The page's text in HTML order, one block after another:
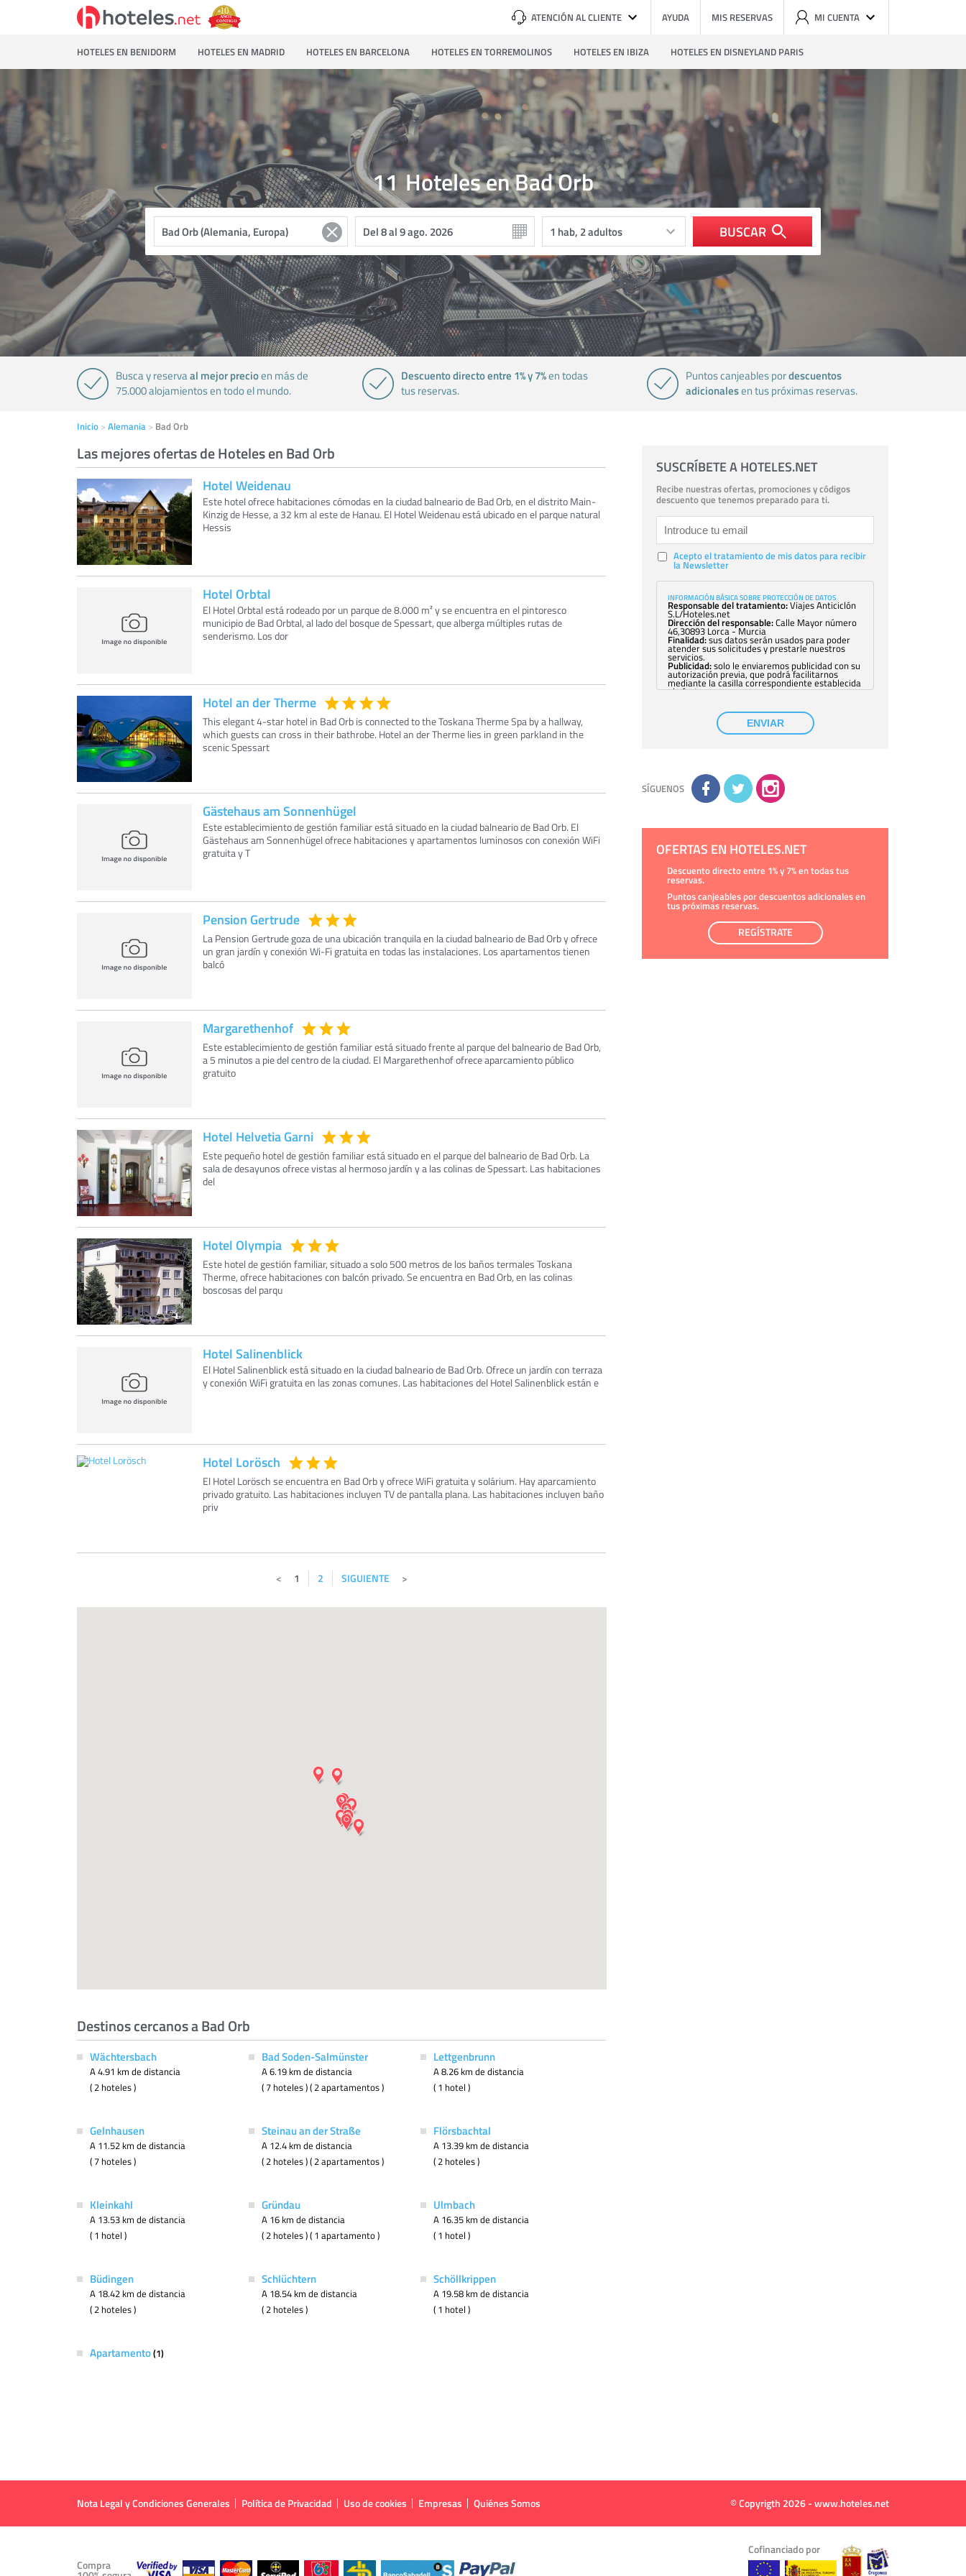
ATENCIÓN AL CLIENTE AYUDA MIS RESERVAS MI CUENTA
HOTELES EN BENIDORM HOTELES EN MADRID HOTELES EN BARCELONA HOTELES EN TORREMOLINOS HOTELES EN IBIZA HOTELES EN DISNEYLAND PARIS
Hoteles en Bad Orb
11
BUSCAR
Busca y reservaal mejor precioen más de
75.000 alojamientos en todo el mundo.
Descuento directo entre 1% y 7%en todas
tus reservas.
Puntos canjeables pordescuentos
adicionalesen tus próximas reservas.
Inicio Alemania Bad Orb
Las mejores ofertas de Hoteles en Bad Orb
Hotel Weidenau
Este hotel ofrece habitaciones cómodas en la ciudad balneario de Bad Orb, en el distrito Main-
Kinzig de Hesse, a 32 km al este de Hanau. El Hotel Weidenau está ubicado en el parque natural
Hessis
Hotel Orbtal
El Hotel Orbtal está rodeado por un parque de 8.000 m² y se encuentra en el pintoresco
municipio de Bad Orbtal, al lado del bosque de Spessart, que alberga múltiples rutas de
senderismo. Los dor
Hotel an der Therme
This elegant 4-star hotel in Bad Orb is connected to the Toskana Therme Spa by a hallway,
which guests can cross in their bathrobe. Hotel an der Therme lies in green parkland in the
scenic Spessart
Gästehaus am Sonnenhügel
Este establecimiento de gestión familiar está situado en la ciudad balneario de Bad Orb. El
Gästehaus am Sonnenhügel ofrece habitaciones y apartamentos luminosos con conexión WiFi
gratuita y T
Pension Gertrude
La Pension Gertrude goza de una ubicación tranquila en la ciudad balneario de Bad Orb y ofrece
un gran jardín y conexión Wi-Fi gratuita en todas las instalaciones. Los apartamentos tienen
balcó
Margarethenhof
Este establecimiento de gestión familiar está situado frente al parque del balneario de Bad Orb,
a 5 minutos a pie del centro de la ciudad. El Margarethenhof ofrece aparcamiento público
gratuito
Hotel Helvetia Garni
Este pequeño hotel de gestión familiar está situado en el parque del balneario de Bad Orb. La
sala de desayunos ofrece vistas al hermoso jardín y a las colinas de Spessart. Las habitaciones
del
Hotel Olympia
Este hotel de gestión familiar, situado a solo 500 metros de los baños termales Toskana
Therme, ofrece habitaciones con balcón privado. Se encuentra en Bad Orb, en las colinas
boscosas del parqu
Hotel Salinenblick
El Hotel Salinenblick está situado en la ciudad balneario de Bad Orb. Ofrece un jardín con terraza
y conexión WiFi gratuita en las zonas comunes. Las habitaciones del Hotel Salinenblick están e
Hotel Lorösch
El Hotel Lorösch se encuentra en Bad Orb y ofrece WiFi gratuita y solárium. Hay aparcamiento
privado gratuito. Las habitaciones incluyen TV de pantalla plana. Las habitaciones incluyen baño
priv
1 2 SIGUIENTE
Destinos cercanos a Bad Orb
Wächtersbach
A 4.91 km de distancia
( 2 hoteles )
Bad Soden-Salmünster
A 6.19 km de distancia
( 7 hoteles ) ( 2 apartamentos )
Lettgenbrunn
A 8.26 km de distancia
( 1 hotel )
Gelnhausen
A 11.52 km de distancia
( 7 hoteles )
Steinau an der Straße
A 12.4 km de distancia
( 2 hoteles ) ( 2 apartamentos )
Flörsbachtal
A 13.39 km de distancia
( 2 hoteles )
Kleinkahl
A 13.53 km de distancia
( 1 hotel )
Gründau
A 16 km de distancia
( 2 hoteles ) ( 1 apartamento )
Ulmbach
A 16.35 km de distancia
( 1 hotel )
Büdingen
A 18.42 km de distancia
( 2 hoteles )
Schlüchtern
A 18.54 km de distancia
( 2 hoteles )
Schöllkrippen
A 19.58 km de distancia
( 1 hotel )
Apartamento(1)
SUSCRÍBETE A HOTELES.NET
Recibe nuestras ofertas, promociones y códigos
descuento que tenemos preparado para ti.
Acepto el tratamiento de mis datos para recibir
la Newsletter
INFORMACIÓN BÁSICA SOBRE PROTECCIÓN DE DATOS
Responsable del tratamiento:Viajes Anticiclón
S.L/Hoteles.net
Dirección del responsable:Calle Mayor número
46,30893 Lorca - Murcia
Finalidad:sus datos serán usados para poder
atender sus solicitudes y prestarle nuestros
servicios.
Publicidad:solo le enviaremos publicidad con su
autorización previa, que podrá facilitarnos
mediante la casilla correspondiente establecida
al efecto.
con su consentimiento previo, que podrá
facilitarnos mediante la casilla correspondiente
establecida al efecto.
Destinatarios:con carácter general, sólo el
Derechos:tiene derecho a saber qué
información tenemos sobre usted, corregirla y
eliminarla, tal y como se explica en la
información adicional disponible en nuestra
la información adicional y detallada sobre cómo
ENVIAR
SÍGUENOS
OFERTAS EN HOTELES.NET
Descuento directo entre 1% y 7% en todas tus
reservas.
Puntos canjeables por descuentos adicionales en
tus próximas reservas.
REGÍSTRATE
Nota Legal y Condiciones Generales Política de Privacidad Uso de cookies Empresas Quiénes Somos © Copyrigth 2026 - www.hoteles.net
Compra
Cofinanciado por